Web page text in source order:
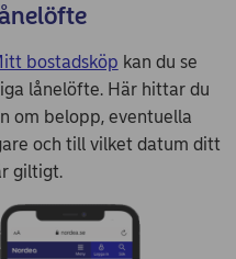
bostadsköp kan du se
lånelöfte. Här hittar du
om belopp, eventuella
och till vilket datum ditt
giltigt.